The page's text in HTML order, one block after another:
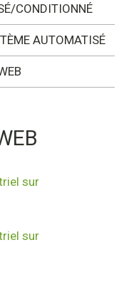
CONDITIONNÉ
AUTOMATISÉ